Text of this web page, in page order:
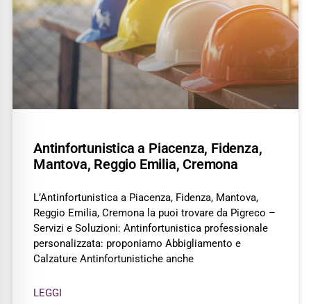
Antinfortunistica a Piacenza, Fidenza,
Mantova, Reggio Emilia, Cremona
L’Antinfortunistica a Piacenza, Fidenza, Mantova,
Reggio Emilia, Cremona la puoi trovare da Pigreco –
Servizi e Soluzioni: Antinfortunistica professionale
personalizzata: proponiamo Abbigliamento e
Calzature Antinfortunistiche anche
LEGGI